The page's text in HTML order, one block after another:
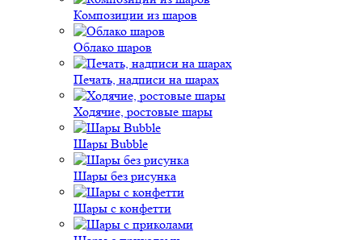
Композиции из шаров
Облако шаров
Печать, надписи на шарах
Ходячие, ростовые шары
Шары Bubble
Шары без рисунка
Шары с конфетти